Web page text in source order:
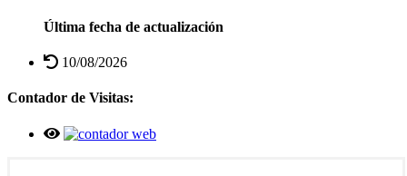
Última fecha de actualización
10/08/2026
Contador de Visitas: